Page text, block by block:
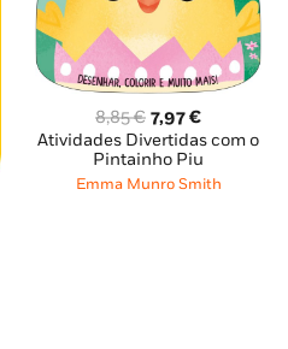
8,85€ O
preço
original
era:
7,97€O
preço
atual
é:
Atividades Divertidas com o
Pintainho Piu
Emma Munro Smith